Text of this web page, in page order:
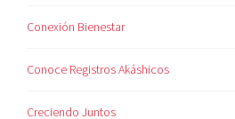
Conexión Bienestar
Conoce Registros Akáshicos
Creciendo Juntos